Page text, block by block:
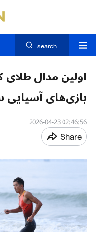
search
اولین مدال
بازی‌های
02:46:56 2026-04-23
Share